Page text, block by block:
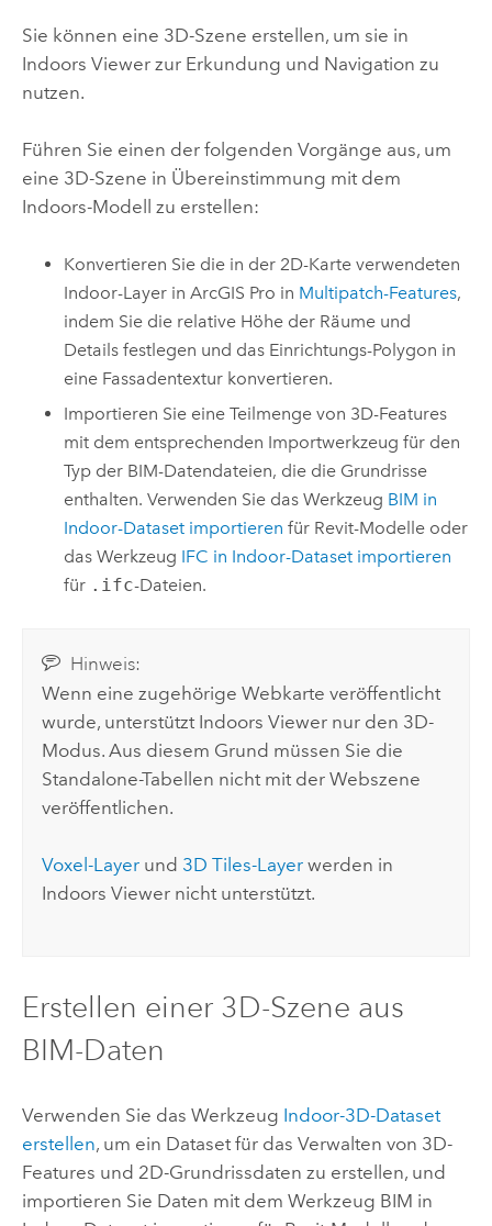
Sie können eine 3D-Szene erstellen, um sie in
Indoors Viewerzur Erkundung und Navigation zu
nutzen.
Führen Sie einen der folgenden Vorgänge aus, um
eine 3D-Szene in Übereinstimmung mit dem
Indoors-Modell zu erstellen:
Konvertieren Sie die in der 2D-Karte verwendeten
Indoor-Layer inArcGIS Pro in Multipatch-Features,
indem Sie die relative Höhe der Räume und
Details festlegen und das Einrichtungs-Polygon in
eine Fassadentextur konvertieren.
Importieren Sie eine Teilmenge von 3D-Features
mit dem entsprechenden Importwerkzeug für den
Typ der BIM-Datendateien, die die Grundrisse
enthalten. Verwenden Sie das Werkzeug BIM in
Indoor-Dataset importieren für Revit-Modelle oder
das Werkzeug IFC in Indoor-Dataset importieren
für .ifc-Dateien.
Hinweis:
Wenn eine zugehörige Webkarte veröffentlicht
wurde, unterstützt Indoors Viewer nur den 3D-
Modus. Aus diesem Grund müssen Sie die
Standalone-Tabellen nicht mit der Webszene
veröffentlichen.
Voxel-Layer und 3D Tiles-Layer werden in
Indoors Viewer nicht unterstützt.
Erstellen einer 3D-Szene aus
BIM-Daten
Verwenden Sie das Werkzeug Indoor-3D-Dataset
erstellen, um ein Dataset für das Verwalten von 3D-
Features und 2D-Grundrissdaten zu erstellen, und
importieren Sie Daten mit dem Werkzeug BIM in